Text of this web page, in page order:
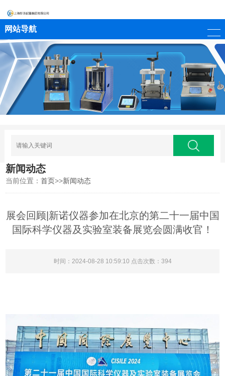
网站导航
新闻动态
当前位置：首页>>新闻动态
展会回顾|新诺仪器参加在北京的第二十一届中国
国际科学仪器及实验室装备展览会圆满收官！
时间：2024-08-28 10:59:10 点击次数：394